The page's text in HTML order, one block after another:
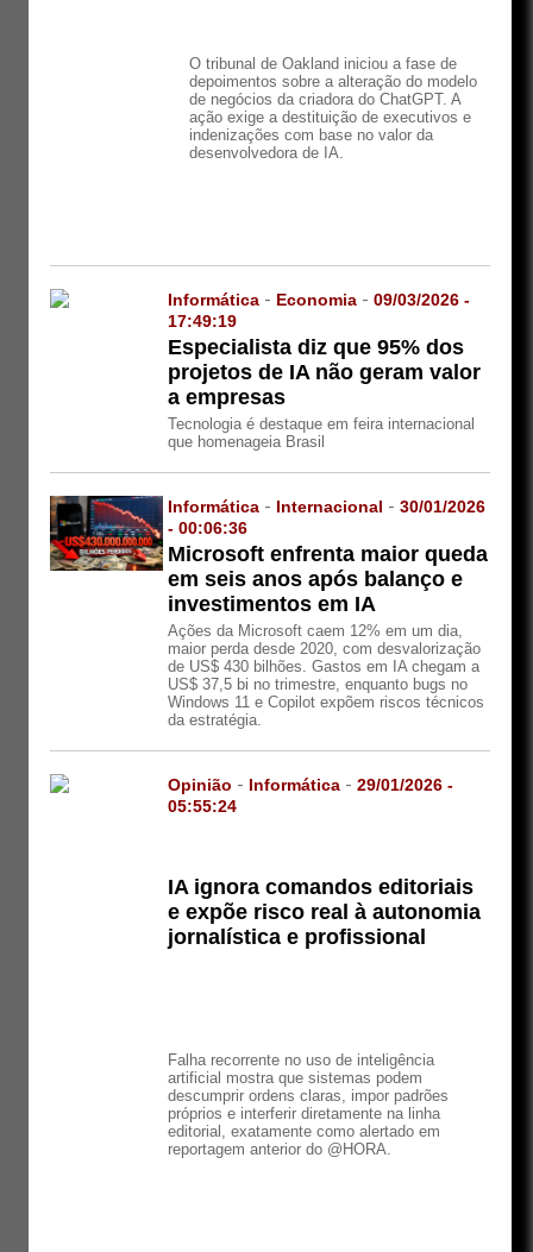
O tribunal de Oakland iniciou a fase de
depoimentos sobre a alteração do modelo
de negócios da criadora do ChatGPT. A
ação exige a destituição de executivos e
indenizações com base no valor da
desenvolvedora de IA.
Informática - Economia -09/03/2026 -
17:49:19
Especialista diz que 95% dos
projetos de IA não geram valor
a empresas
Tecnologia é destaque em feira internacional
que homenageia Brasil
Informática - Internacional -30/01/2026
- 00:06:36
Microsoft enfrenta maior queda
em seis anos após balanço e
investimentos em IA
Ações da Microsoft caem 12% em um dia,
maior perda desde 2020, com desvalorização
de US$ 430 bilhões. Gastos em IA chegam a
US$ 37,5 bi no trimestre, enquanto bugs no
Windows 11 e Copilot expõem riscos técnicos
da estratégia.
Opinião - Informática -29/01/2026 -
05:55:24
IA ignora comandos editoriais
e expõe risco real à autonomia
jornalística e profissional
Falha recorrente no uso de inteligência
artificial mostra que sistemas podem
descumprir ordens claras, impor padrões
próprios e interferir diretamente na linha
editorial, exatamente como alertado em
reportagem anterior do @HORA.